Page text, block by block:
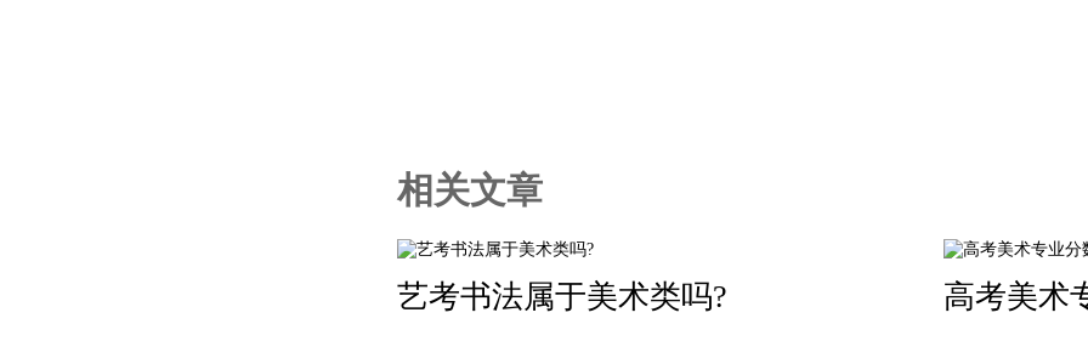
相关文章
艺考书法属于美术类吗? 高考美术